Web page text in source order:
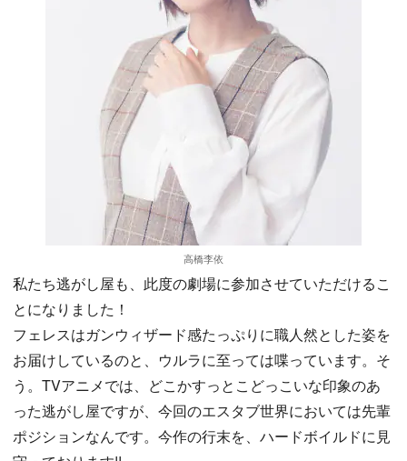
高橋李依
私たち逃がし屋も、此度の劇場に参加させていただけるこ
とになりました！
フェレスはガンウィザード感たっぷりに職人然とした姿を
お届けしているのと、ウルラに至っては喋っています。そ
う。TVアニメでは、どこかすっとこどっこいな印象のあ
った逃がし屋ですが、今回のエスタブ世界においては先輩
ポジションなんです。今作の行末を、ハードボイルドに見